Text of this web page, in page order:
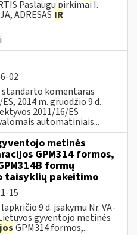
Paslaugų pirkimai I.
ADRESAS IR
02
komentaras
2014 m. gruodžio 9 d.
2011/16/ES
automatiniais...
metinės
GPM314 formos,
formų
taisyklių pakeitimo
15
9 d. įsakymu Nr. VA-
gyventojo metinės
jos GPM314 formos,...